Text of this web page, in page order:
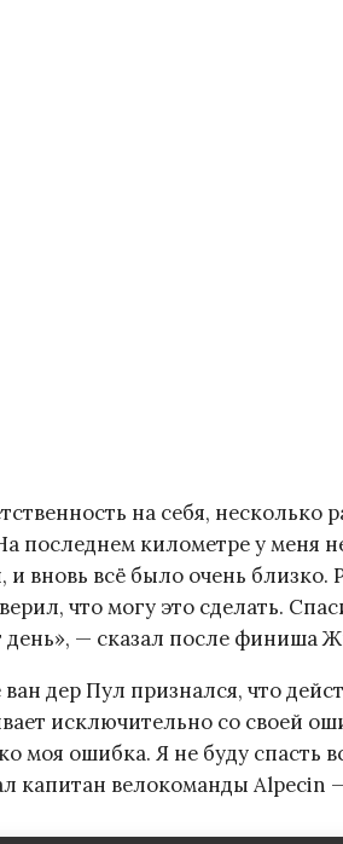
на себя, несколько
последнем километре у меня
и вновь всё было очень
что могу это сделать.
день», — сказал после финиша
дер Пул признался, что
исключительно со своей
моя ошибка. Я не буду спасть
капитан велокоманды Alpecin